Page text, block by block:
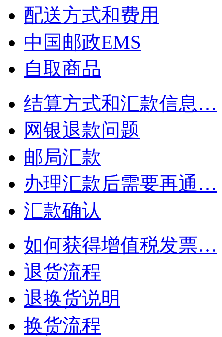
配送方式和费用
中国邮政EMS
自取商品
结算方式和汇款信息…
网银退款问题
邮局汇款
办理汇款后需要再通…
汇款确认
如何获得增值税发票…
退货流程
退换货说明
换货流程